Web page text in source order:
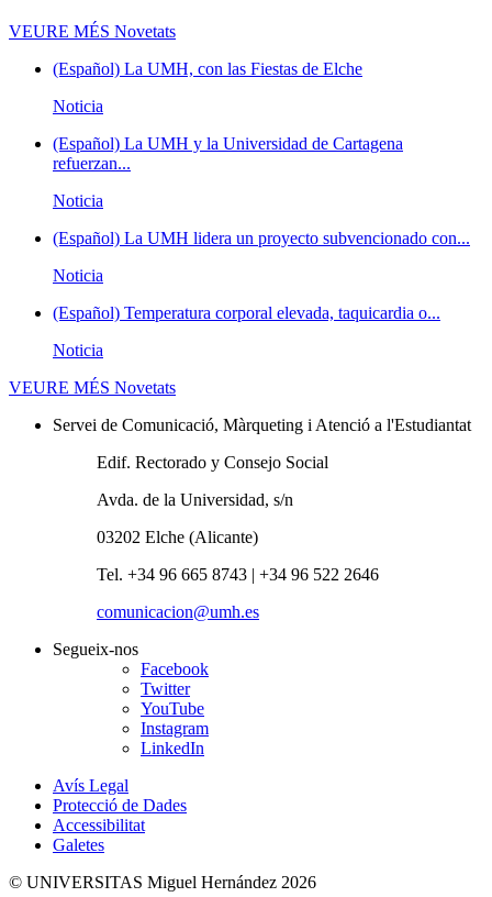
VEURE MÉS Novetats
(Español) La UMH, con las Fiestas de Elche
Noticia
(Español) La UMH y la Universidad de Cartagena
refuerzan...
Noticia
(Español) La UMH lidera un proyecto subvencionado con...
Noticia
(Español) Temperatura corporal elevada, taquicardia o...
Noticia
VEURE MÉS Novetats
Servei de Comunicació, Màrqueting i Atenció a l'Estudiantat
Edif. Rectorado y Consejo Social
Avda. de la Universidad, s/n
03202 Elche (Alicante)
Tel. +34 96 665 8743 | +34 96 522 2646
comunicacion@umh.es
Segueix-nos
Facebook
Twitter
YouTube
Instagram
LinkedIn
Avís Legal
Protecció de Dades
Accessibilitat
Galetes
© UNIVERSITAS Miguel Hernández 2026